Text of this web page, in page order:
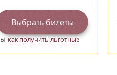
Выбрать билеты
как получить льготные